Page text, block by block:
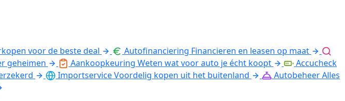
voor de beste deal Autofinanciering Financieren en leasen op maat
geheimen Aankoopkeuring Weten wat voor auto je écht koopt
Accucheck
ImportserviceVoordelig kopen uit het buitenland AutobeheerAlles